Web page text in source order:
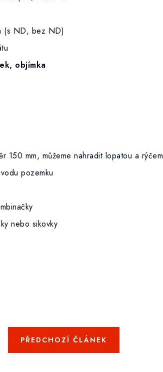
(s ND, bez ND)
objímka
150 mm, můžeme nahradit lopatou a rýčem
pozemku
nebo sikovky
PŘEDCHOZÍ ČLÁNEK